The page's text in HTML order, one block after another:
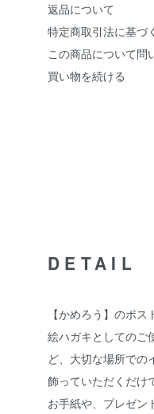
返品について
特定商取引法に基づ
この商品について問
買い物を続ける
DETAIL
【かめろう】のポス
絵ハガキとしてのご
ど、大切な場所での
飾っていただくだけ
お手紙や、プレゼン